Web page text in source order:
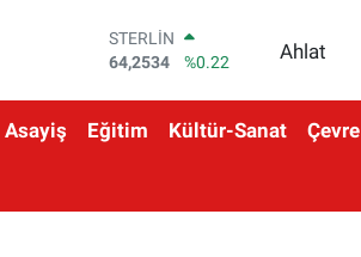
GRAM ALTIN
6518.23
%0.39
BITCOIN
Ahlat
Asayiş Eğitim Kültür-Sanat Çevre